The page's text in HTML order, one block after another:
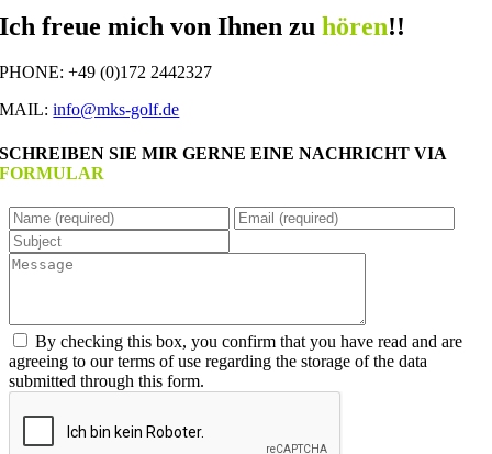
Ich freue mich von Ihnen zuhören!!
PHONE: +49 (0)172 2442327
MAIL:info@mks-golf.de
SCHREIBEN SIE MIR GERNE EINE NACHRICHT VIA
FORMULAR
By checking this box, you confirm that you have read and are
agreeing to our terms of use regarding the storage of the data
submitted through this form.